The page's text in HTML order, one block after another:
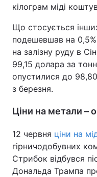
кілограм міді
Що стосується
подешевшав на
на залізну руду в
99,15 долара за
опустилися до
з березня.
Ціни на метали –
12 червня ціни на
гірничодобувних
Стрибок відбувся
Дональда Трампа